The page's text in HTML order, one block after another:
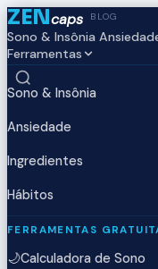
ZENcaps BLOG
Sono & Insônia
Ferramentas
Sono & Insônia
Ansiedade
Ingredientes
Hábitos
FERRAMENTAS
🌙Calculadora de Sono